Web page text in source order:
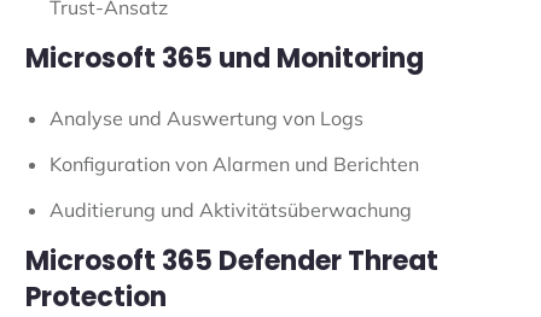
Trust-Ansatz
Microsoft 365 und Monitoring
Analyse und Auswertung von Logs
Konfiguration von Alarmen und Berichten
Auditierung und Aktivitätsüberwachung
Microsoft 365 Defender Threat
Protection